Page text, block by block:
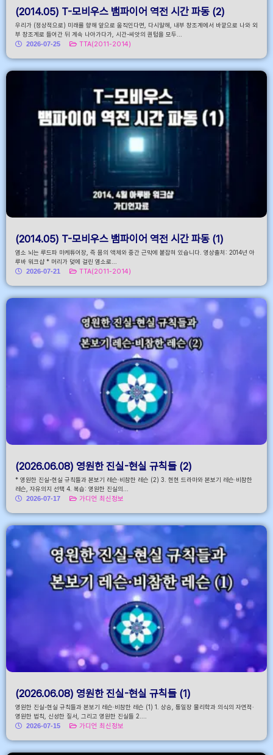
(2014.05) T-모비우스 뱀파이어 역전 시간 파동 (2)
우리가 (정상적으로) 미래를 향해 앞으로 움직인다면, 다시말해, 내부 창조계에서 바깥으로 나와 외
부 창조계로 들어간 뒤 계속 나아가다가, 시간-씨앗의 퀀텀을 모두...
2026-07-25
TTA(2011-2014)
(2014.05) T-모비우스 뱀파이어 역전 시간 파동 (1)
염소 뇌는 루드파 마케튜어장, 즉 몸의 액체와 중간 근막에 붙잡혀 있습니다. 영상출처: 2014년 아
루바 워크샵 * 머리가 덫에 걸린 염소로...
2026-07-21
TTA(2011-2014)
(2026.06.08) 영원한 진실-현실 규칙들 (2)
* 영원한 진실-현실 규칙들과 본보기 레슨·비참한 레슨 (2) 3. 현현 드라마와 본보기 레슨·비참한
레슨, 자유의지 선택 4. 복습: 영원한 진실의...
2026-07-17
가디언 최신정보
(2026.06.08) 영원한 진실-현실 규칙들 (1)
영원한 진실-현실 규칙들과 본보기 레슨·비참한 레슨 (1) 1. 상승, 통일장 물리학과 의식의 자연적·
영원한 법칙, 신성한 질서, 그리고 영원한 진실들 2....
2026-07-15
가디언 최신정보